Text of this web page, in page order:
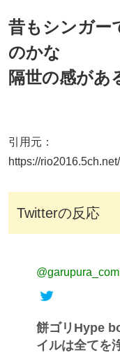
昔もシンガー
のかな
隔世の感があ
引用元：
https://
Twitterの反応
餅ゴリHype
イルは全てを